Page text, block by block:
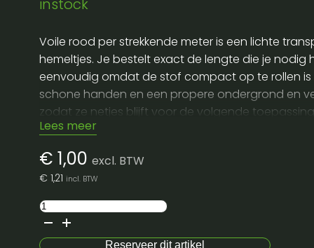
Voile rood per strekkende meter is een lichte
hemeltjes. Je bestelt exact de lengte die je
eenvoudig omdat de stof compact op te rollen is
schone handen en een propere ondergrond en
zodat ze netjes blijft voor de volgende
Lees meer
€ 1,00 excl. BTW
€ 1,21 incl. BTW
Voile
rood
/
Reserveer dit artikel